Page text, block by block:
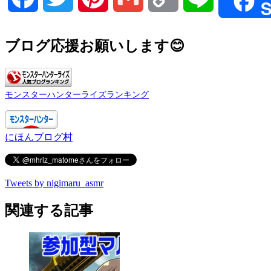
ブログ応援お願いします😊
モンスターハンターライズランキング
にほんブログ村
Tweets by nigimaru_asmr
関連する記事